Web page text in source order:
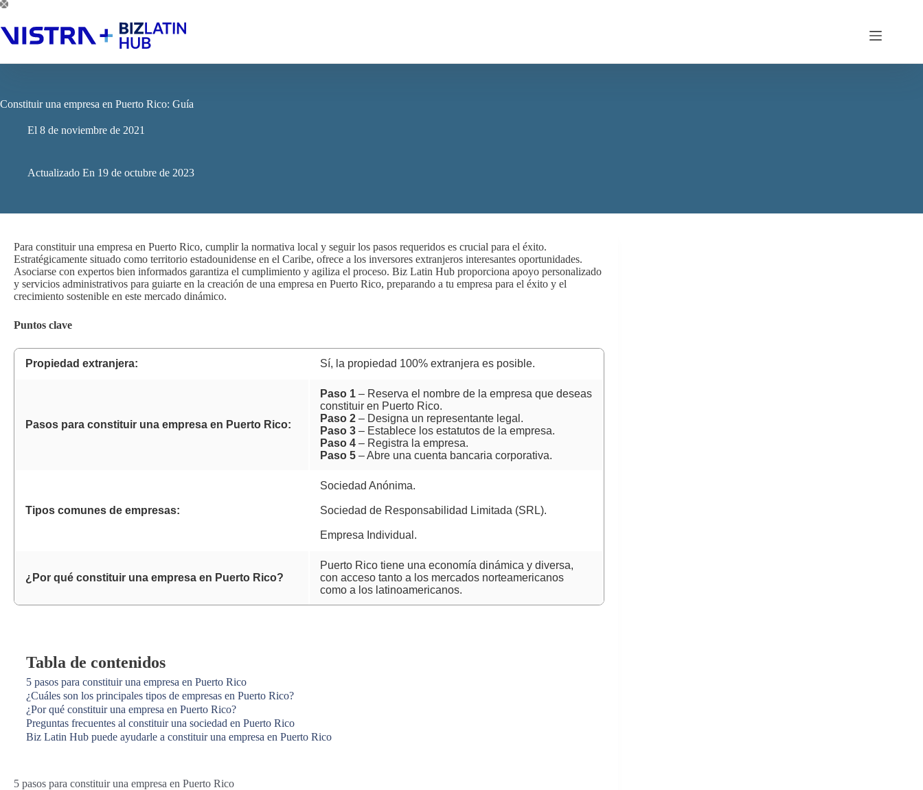
Saltar
contenido
Constituir una empresa en Puerto Rico: Guía
El 8 de noviembre de 2021
Actualizado En 19 de octubre de 2023
Para constituir una empresa en Puerto Rico, cumplir la normativa local y seguir los pasos requeridos es crucial para el éxito.
Estratégicamente situado como territorio estadounidense en el Caribe, ofrece a los inversores extranjeros interesantes oportunidades.
Asociarse con expertos bien informados garantiza el cumplimiento y agiliza el proceso. Biz Latin Hub proporciona apoyo personalizado
y servicios administrativos para guiarte en la creación de una empresa en Puerto Rico, preparando a tu empresa para el éxito y el
crecimiento sostenible en este mercado dinámico.
Puntos clave
Propiedad extranjera: Sí, la propiedad 100% extranjera es posible.
Pasos para constituir una empresa en Puerto Rico:
Paso 1 – Reserva el nombre de la empresa que deseas
constituir en Puerto Rico.
Paso 2 – Designa un representante legal.
Paso 3 – Establece los estatutos de la empresa.
Paso 4 – Registra la empresa.
Paso 5 – Abre una cuenta bancaria corporativa.
Tipos comunes de empresas:
Sociedad Anónima.
Sociedad de Responsabilidad Limitada (SRL).
Empresa Individual.
¿Por qué constituir una empresa en Puerto Rico?
Puerto Rico tiene una economía dinámica y diversa,
con acceso tanto a los mercados norteamericanos
como a los latinoamericanos.
Tabla de contenidos
5 pasos para constituir una empresa en Puerto Rico
¿Cuáles son los principales tipos de empresas en Puerto Rico?
¿Por qué constituir una empresa en Puerto Rico?
Preguntas frecuentes al constituir una sociedad en Puerto Rico
Biz Latin Hub puede ayudarle a constituir una empresa en Puerto Rico
5 pasos para constituir una empresa en Puerto Rico